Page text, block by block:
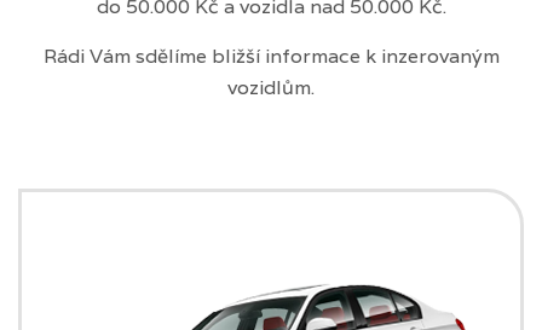
do 50.000 Kč a vozidla nad 50.000 Kč.
Rádi Vám sdělíme bližší informace k inzerovaným
vozidlům.